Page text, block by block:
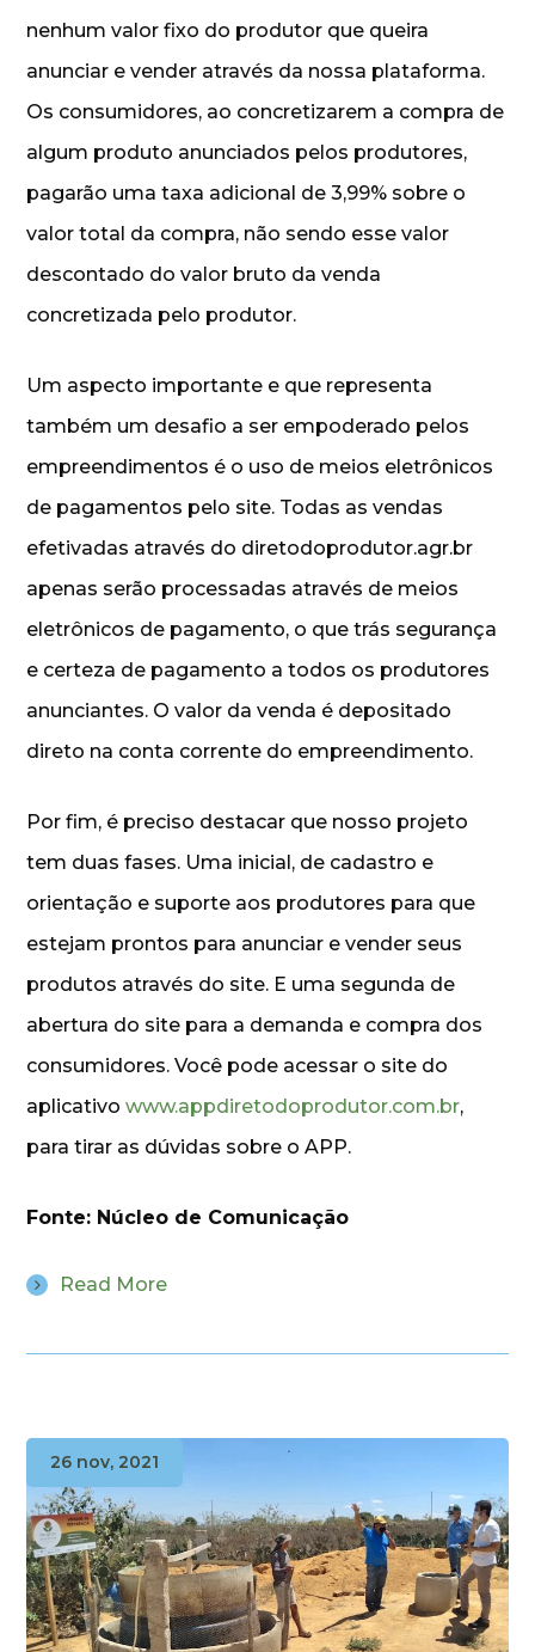
nenhum valor fixo do produtor que queira
anunciar e vender através da nossa plataforma.
Os consumidores, ao concretizarem a compra de
algum produto anunciados pelos produtores,
pagarão uma taxa adicional de 3,99% sobre o
valor total da compra, não sendo esse valor
descontado do valor bruto da venda
concretizada pelo produtor.
Um aspecto importante e que representa
também um desafio a ser empoderado pelos
empreendimentos é o uso de meios eletrônicos
de pagamentos pelo site. Todas as vendas
efetivadas através do diretodoprodutor.agr.br
apenas serão processadas através de meios
eletrônicos de pagamento, o que trás segurança
e certeza de pagamento a todos os produtores
anunciantes. O valor da venda é depositado
direto na conta corrente do empreendimento.
Por fim, é preciso destacar que nosso projeto
tem duas fases. Uma inicial, de cadastro e
orientação e suporte aos produtores para que
estejam prontos para anunciar e vender seus
produtos através do site. E uma segunda de
abertura do site para a demanda e compra dos
consumidores. Você pode acessar o site do
aplicativowww.appdiretodoprodutor.com.br,
para tirar as dúvidas sobre o APP.
Fonte: Núcleo de Comunicação
Read More
26 nov, 2021